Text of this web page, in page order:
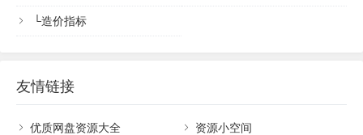
└造价指标
友情链接
优质网盘资源大全 资源小空间